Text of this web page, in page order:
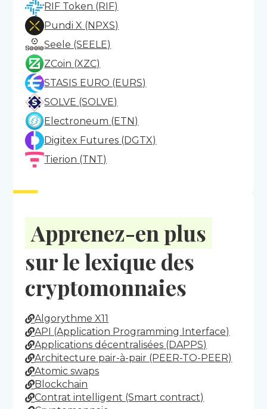
RIF Token (RIF)
Pundi X (NPXS)
Seele (SEELE)
ZCoin (XZC)
STASIS EURO (EURS)
SOLVE (SOLVE)
Electroneum (ETN)
Digitex Futures (DGTX)
Tierion (TNT)
Apprenez-en plus
sur le lexique des
cryptomonnaies
Algorythme X11
API (Application Programming Interface)
Applications décentralisées (DAPPS)
Architecture pair-à-pair (PEER-TO-PEER)
Atomic swaps
Blockchain
Contrat intelligent (Smart contract)